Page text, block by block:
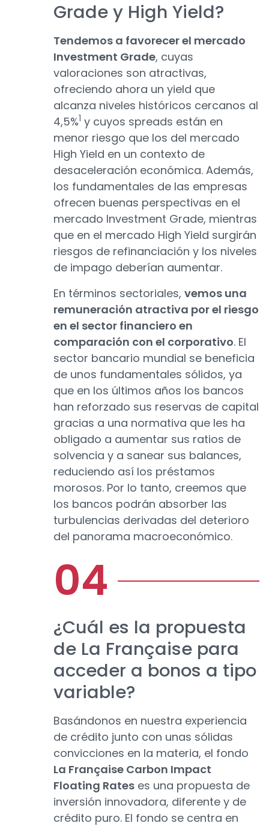
Grade y High Yield?
Tendemos a favorecer el mercado
Investment Grade, cuyas
valoraciones son atractivas,
ofreciendo ahora un yield que
alcanza niveles históricos cercanos al
4,5%1 y cuyos spreads están en
menor riesgo que los del mercado
High Yield en un contexto de
desaceleración económica. Además,
los fundamentales de las empresas
ofrecen buenas perspectivas en el
mercado Investment Grade, mientras
que en el mercado High Yield surgirán
riesgos de refinanciación y los niveles
de impago deberían aumentar.
En términos sectoriales, vemos una
remuneración atractiva por el riesgo
en el sector financiero en
comparación con el corporativo. El
sector bancario mundial se beneficia
de unos fundamentales sólidos, ya
que en los últimos años los bancos
han reforzado sus reservas de capital
gracias a una normativa que les ha
obligado a aumentar sus ratios de
solvencia y a sanear sus balances,
reduciendo así los préstamos
morosos. Por lo tanto, creemos que
los bancos podrán absorber las
turbulencias derivadas del deterioro
del panorama macroeconómico.
¿Cuál es la propuesta
de La Française para
acceder a bonos a tipo
variable?
Basándonos en nuestra experiencia
de crédito junto con unas sólidas
convicciones en la materia, el fondo
La Française Carbon Impact
Floating Rates es una propuesta de
inversión innovadora, diferente y de
crédito puro. El fondo se centra en